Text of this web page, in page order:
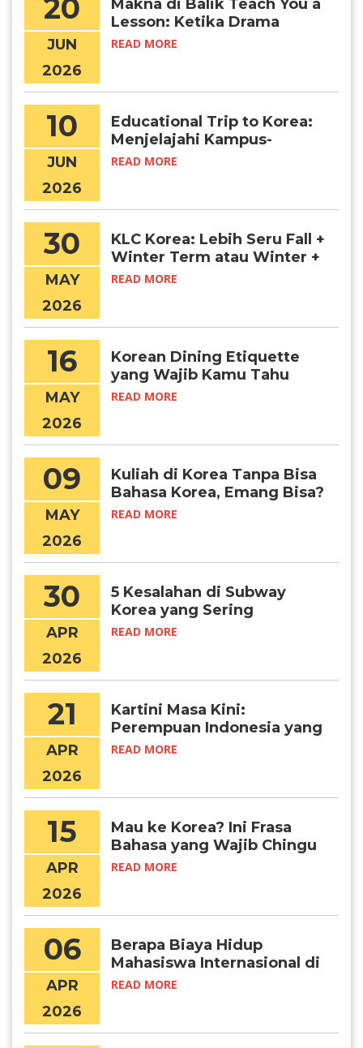
20
JUN
2026
Makna di Balik Teach You a
Lesson: Ketika Drama
Menjadi Awal Mimpi Belajar
READ MORE
10
JUN
2026
Educational Trip to Korea:
Menjelajahi Kampus-
Kampus Terbaik di Korea
READ MORE
30
MAY
2026
KLC Korea: Lebih Seru Fall +
Winter Term atau Winter +
Spring Term?
READ MORE
16
MAY
2026
Korean Dining Etiquette
yang Wajib Kamu Tahu
Sebelum Makan Bareng
READ MORE
09
MAY
2026
Kuliah di Korea Tanpa Bisa
Bahasa Korea, Emang Bisa?
READ MORE
30
APR
2026
5 Kesalahan di Subway
Korea yang Sering
Dilakukan Turis
READ MORE
21
APR
2026
Kartini Masa Kini:
Perempuan Indonesia yang
Menembus Batas Lewat
READ MORE
15
APR
2026
Mau ke Korea? Ini Frasa
Bahasa yang Wajib Chingu
Ketahui!
READ MORE
06
APR
2026
Berapa Biaya Hidup
Mahasiswa Internasional di
Seoul per Bulan?
READ MORE